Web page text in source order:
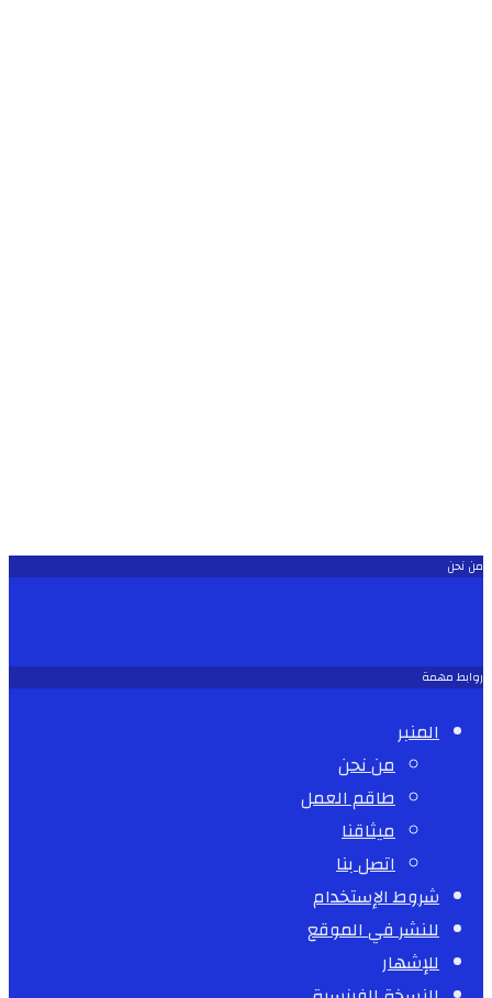
من نحن
روابط مهمة
المنبر
من نحن
طاقم العمل
ميثاقنا
اتصل بنا
شروط الإستخدام
للنشر في الموقع
للإشهار